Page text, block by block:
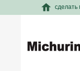
сделать